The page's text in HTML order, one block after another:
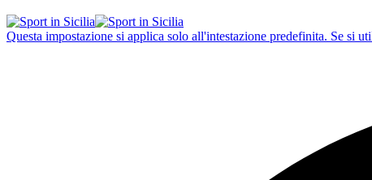
Questa impostazione si applica solo all'intestazione predefinita. Se si